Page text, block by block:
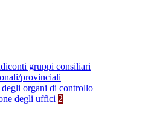
gruppi consiliari
provinciali
organi di controllo
degli uffici 2